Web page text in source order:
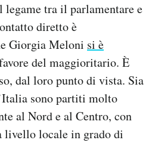
legame tra il parlamentare e
diretto è
Giorgia Meloni si è
del maggioritario. È
dal loro punto di vista. Sia
sono partiti molto
al Nord e al Centro, con
livello locale in grado di